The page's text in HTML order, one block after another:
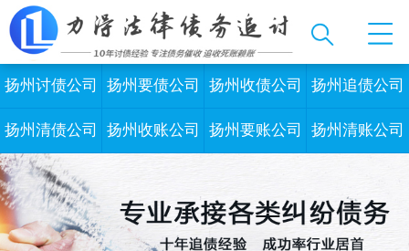
扬州讨债公司 扬州要债公司 扬州收债公司 扬州追债公司
扬州清债公司 扬州收账公司 扬州要账公司 扬州清账公司